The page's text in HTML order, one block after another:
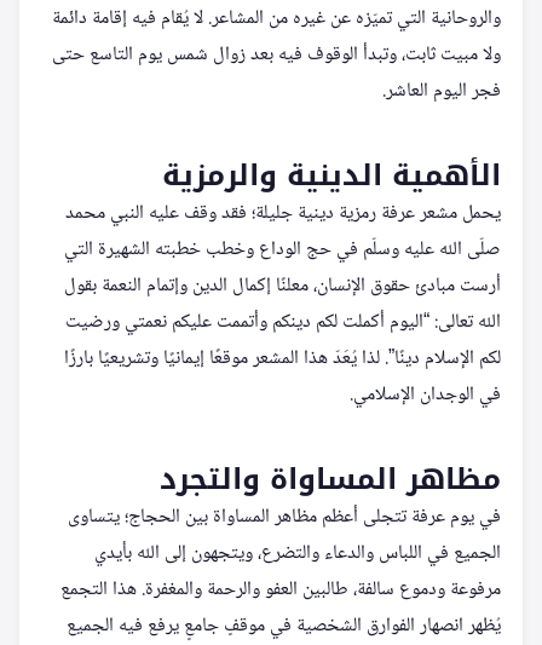
والروحانية التي تميّزه عن غيره من المشاعر. لا يُقام فيه إقامة دائمة
ولا مبيت ثابت، وتبدأ الوقوف فيه بعد زوال شمس يوم التاسع حتى
فجر اليوم العاشر.
الأهمية الدينية والرمزية
يحمل مشعر عرفة رمزية دينية جليلة؛ فقد وقف عليه النبي محمد
صلّى الله عليه وسلّم في حج الوداع وخطب خطبته الشهيرة التي
أرست مبادئ حقوق الإنسان، معلنًا إكمال الدين وإتمام النعمة بقول
الله تعالى: “اليوم أكملت لكم دينكم وأتممت عليكم نعمتي ورضيت
لكم الإسلام دينًا”. لذا يُعَدّ هذا المشعر موقعًا إيمانيًا وتشريعيًا بارزًا
في الوجدان الإسلامي.
مظاهر المساواة والتجرد
في يوم عرفة تتجلى أعظم مظاهر المساواة بين الحجاج؛ يتساوى
الجميع في اللباس والدعاء والتضرع، ويتجهون إلى الله بأيدي
مرفوعة ودموع سالفة، طالبين العفو والرحمة والمغفرة. هذا التجمع
يُظهر انصهار الفوارق الشخصية في موقفٍ جامعٍ يرفع فيه الجميع